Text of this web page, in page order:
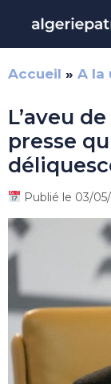
contenu
Accueil » A la
L’aveu
presse
Publié le 03/